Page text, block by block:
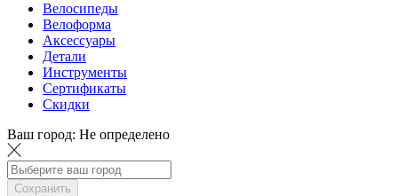
Велосипеды
Велоформа
Аксессуары
Детали
Инструменты
Сертификаты
Скидки
Ваш город: Не определено
Сохранить